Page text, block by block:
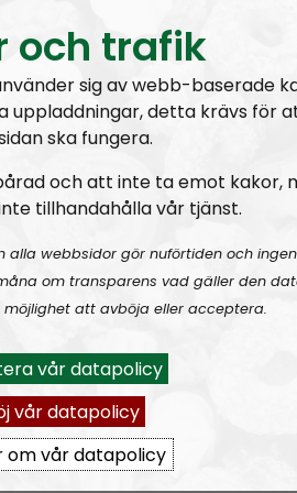
av program för att
radiokanaler. Om
åt det helt motsatta hållet.
enighetstanken. Vi har
från hela Norden. Dessutom
programmetOpråb och
inte att man måste tillhöra
våra riktlinjer. Nordisk
våren 2024 och sedan 2017
och trafik
sig av webb-baserade
uppladdningar, detta krävs för
ska fungera.
och att inte ta emot kakor,
tillhandahålla vår tjänst.
alla webbsidor gör nuförtiden och
om transparens vad gäller den
att avböja eller acceptera.
vår datapolicy
vår datapolicy
om vår datapolicy